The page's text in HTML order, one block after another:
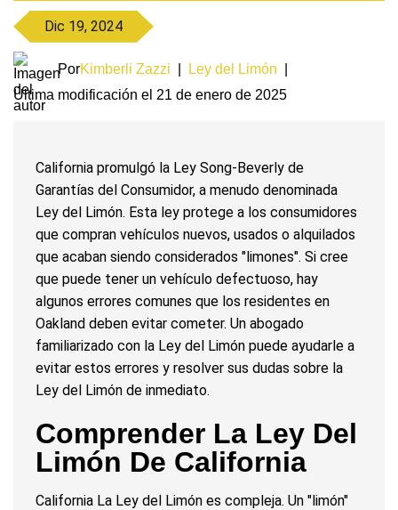
Dic 19, 2024
PorKimberli Zazzi Ley del Limón
Última modificación el 21 de enero de 2025
California promulgó la Ley Song-Beverly de
Garantías del Consumidor, a menudo denominada
Ley del Limón. Esta ley protege a los consumidores
que compran vehículos nuevos, usados o alquilados
que acaban siendo considerados "limones". Si cree
que puede tener un vehículo defectuoso, hay
algunos errores comunes que los residentes en
Oakland deben evitar cometer. Un abogado
familiarizado con la Ley del Limón puede ayudarle a
evitar estos errores y resolver sus dudas sobre la
Ley del Limón de inmediato.
Comprender La Ley Del
Limón De California
California La Ley del Limón es compleja. Un "limón"